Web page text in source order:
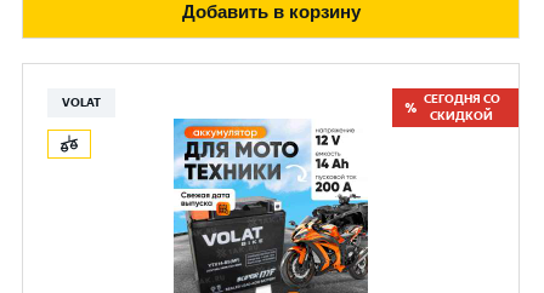
Добавить в корзину
VOLAT
СЕГОДНЯ СО
СКИДКОЙ